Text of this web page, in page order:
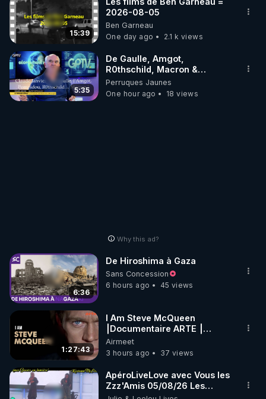
15:39
2026-08-05
Ben Garneau
One day ago
2.1 k views
5:35
De Gaulle, Amgot,
R0thschild, Macron &
Pompidou… Macron Claude
Janvier, GPTV, 18 X 2024
Perruques Jaunes
One hour ago
18 views
Why this ad?
6:36
De Hiroshima à Gaza
Sans Concession
6 hours ago
45 views
1:27:43
I Am Steve McQueen
⎮Documentaire ARTE ⎮
Cinema
Airmeet
3 hours ago
37 views
ApéroLiveLove avec Vous les
Zzz'Amis 05/08/26 Les
Zzz'Infos Bonheur de Leelou